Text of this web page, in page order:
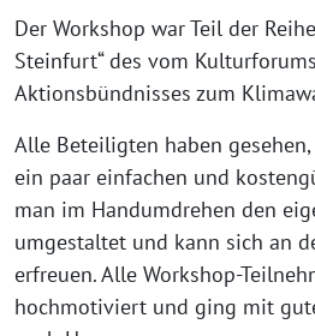
Der Workshop war Teil der
Steinfurt“ des vom
Aktionsbündnisses zum
Alle Beteiligten haben
ein paar einfachen und
man im Handumdrehen den
umgestaltet und kann sich an
erfreuen. Alle Workshop-
hochmotiviert und ging mit